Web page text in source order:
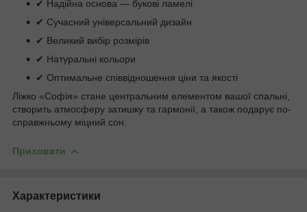
✔ Надійна основа — букові ламелі
✔ Сучасний універсальний дизайн
✔ Великий вибір розмірів
✔ Натуральні кольори
✔ Оптимальне співвідношення ціни та якості
Ліжко «Софія» стане центральним елементом вашої спальні,
створить атмосферу затишку та гармонії, а також подарує по-
справжньому міцний сон.
Приховати
Характеристики